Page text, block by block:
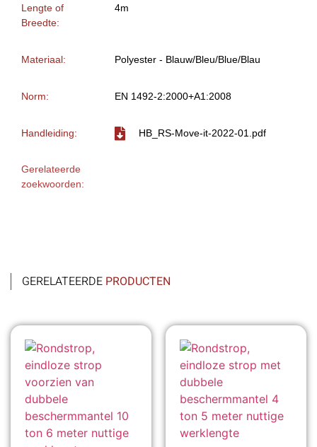
Lengte of
Breedte:
4m
Materiaal: Polyester - Blauw/Bleu/Blue/Blau
Norm: EN 1492-2:2000+A1:2008
Handleiding: HB_RS-Move-it-2022-01.pdf
Gerelateerde
zoekwoorden:
GERELATEERDE PRODUCTEN